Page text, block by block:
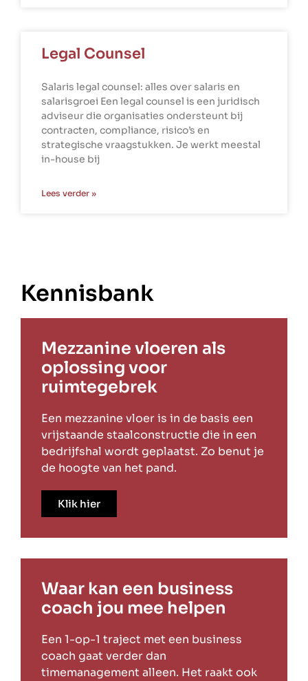
Legal Counsel
Salaris legal counsel: alles over salaris en
salarisgroei Een legal counsel is een juridisch
adviseur die organisaties ondersteunt bij
contracten, compliance, risico’s en
strategische vraagstukken. Je werkt meestal
in-house bij
Lees verder »
Kennisbank
Mezzanine vloeren als
oplossing voor
ruimtegebrek
Een mezzanine vloer is in de basis een
vrijstaande staalconstructie die in een
bedrijfshal wordt geplaatst. Zo benut je
de hoogte van het pand.
Klik hier
Waar kan een business
coach jou mee helpen
Een 1-op-1 traject met een business
coach gaat verder dan
timemanagement alleen. Het raakt ook